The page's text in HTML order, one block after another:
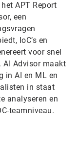
APT Report
een
IoC’s en
voor snel
AI Advisor maakt
in AI en ML en
in staat
analyseren en
teamniveau.